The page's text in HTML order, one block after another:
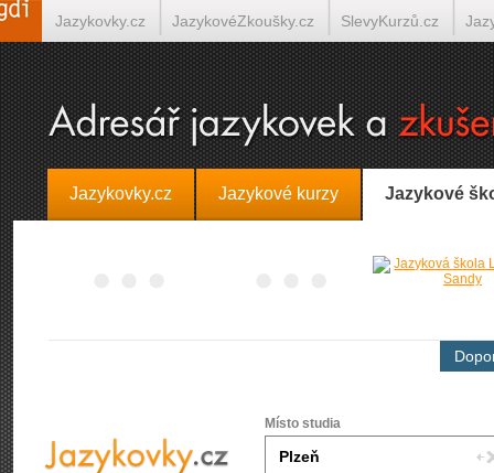
Jazykovky.cz Jazykové kurzy Jazykové
Místo studia
Jazykovky.cz JazykovéZkoušky.cz SlevyKurzů.cz
Španělština on-line Italština on-line Tlumočení-